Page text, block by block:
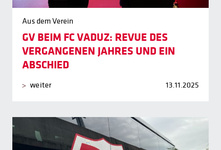
Aus dem Verein
GV BEIM FC VADUZ: REVUE DES
VERGANGENEN JAHRES UND EIN
ABSCHIED
weiter 13.11.2025